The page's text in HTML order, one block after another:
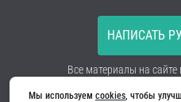
НАПИСАТЬ
Все материалы на
производителя.
Мы используем cookies, чтобы